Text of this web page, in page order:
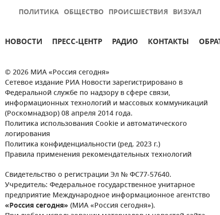
ПОЛИТИКА ОБЩЕСТВО ПРОИСШЕСТВИЯ ВИЗУАЛ
НОВОСТИ ПРЕСС-ЦЕНТР РАДИО КОНТАКТЫ
© 2026 МИА «Россия сегодня»
Сетевое издание РИА Новости зарегистрировано в
Федеральной службе по надзору в сфере связи,
информационных технологий и массовых коммуникаций
(Роскомнадзор) 08 апреля 2014 года.
Политика использования Cookie и автоматического
логирования
Политика конфиденциальности (ред. 2023 г.)
Правила применения рекомендательных технологий
Свидетельство о регистрации Эл № ФС77-57640.
Учредитель: Федеральное государственное унитарное
предприятие Международное информационное агентство
«Россия сегодня» (МИА «Россия сегодня»).